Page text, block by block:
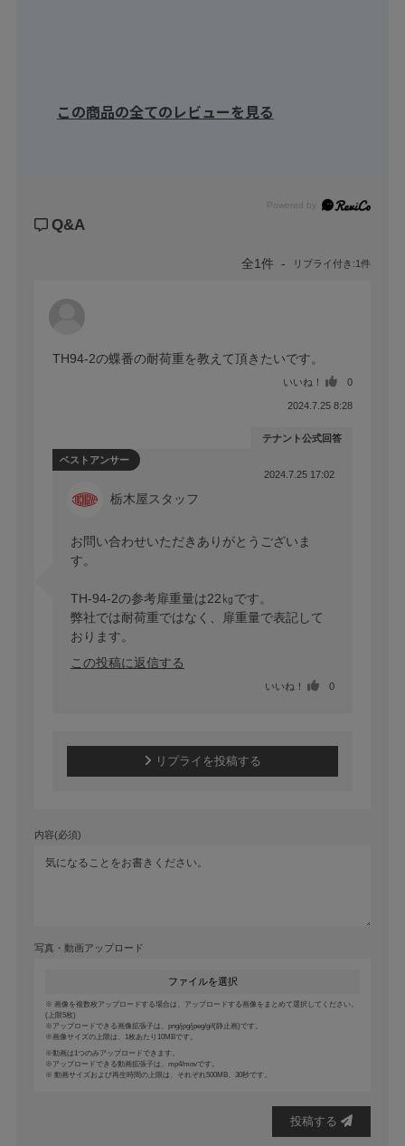
この商品の全てのレビューを見る
Powered by
Q&A
全1件 リプライ付き:1件
TH94-2の蝶番の耐荷重を教えて頂きたいです。
いいね！ 0
2024.7.25 8:28
2024.7.25 17:02
栃木屋スタッフ
お問い合わせいただきありがとうございま
す。
TH-94-2の参考扉重量は22㎏です。
弊社では耐荷重ではなく、扉重量で表記して
この投稿に返信する
いいね！ 0
ベストアンサー
テナント公式回答
リプライを投稿する
内容(必須)
写真・動画アップロード
ファイルを選択
画像を複数枚アップロードする場合は、アップロードする画像をまとめて選択してください。
(上限5枚)
アップロードできる画像拡張子は、png/jpg/jpeg/gif(静止画)です。
画像サイズの上限は、1枚あたり10MBです。
動画は1つのみアップロードできます。
アップロードできる動画拡張子は、mp4/movです。
動画サイズおよび再生時間の上限は、それぞれ500MB、30秒です。
投稿する